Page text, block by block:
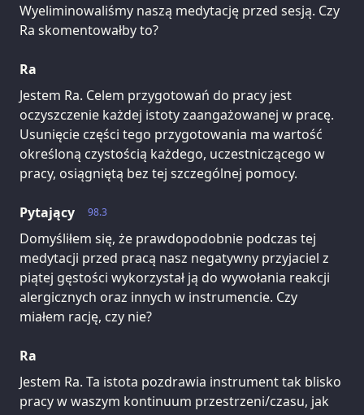
Wyeliminowaliśmy naszą medytację przed sesją. Czy
Ra skomentowałby to?
Ra
Jestem Ra. Celem przygotowań do pracy jest
oczyszczenie każdej istoty zaangażowanej w pracę.
Usunięcie części tego przygotowania ma wartość
określoną czystością każdego, uczestniczącego w
pracy, osiągniętą bez tej szczególnej pomocy.
98.3
Pytający
Domyśliłem się, że prawdopodobnie podczas tej
medytacji przed pracą nasz negatywny przyjaciel z
piątej gęstości wykorzystał ją do wywołania reakcji
alergicznych oraz innych w instrumencie. Czy
miałem rację, czy nie?
Ra
Jestem Ra. Ta istota pozdrawia instrument tak blisko
pracy w waszym kontinuum przestrzeni/czasu, jak